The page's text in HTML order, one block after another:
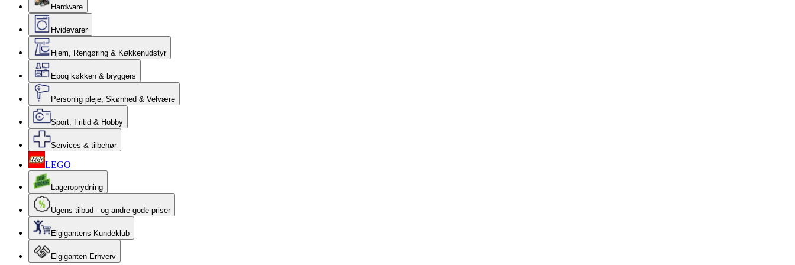
Hardware
Hvidevarer
Hjem, Rengøring & Køkkenudstyr
Epoq køkken & bryggers
Personlig pleje, Skønhed & Velvære
Sport, Fritid & Hobby
Services & tilbehør
LEGO
Lageroprydning
Ugens tilbud - og andre gode priser
Elgigantens Kundeklub
Elgiganten Erhverv